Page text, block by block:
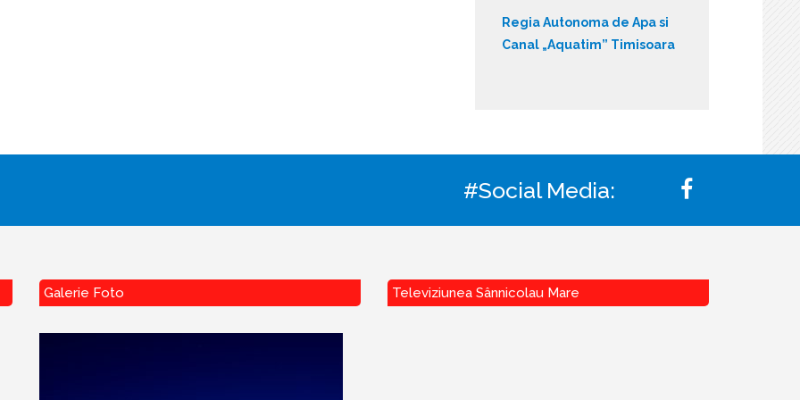
Regia Autonoma de Apa si
Canal „Aquatim” Timisoara
#Social Media:
Galerie Foto Televiziunea Sânnicolau Mare